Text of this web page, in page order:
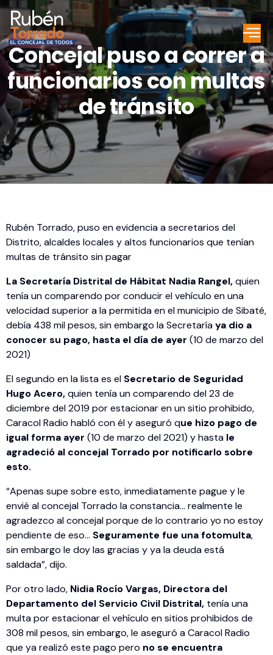
Concejal puso a correr a
funcionarios con multas
de tránsito
Rubén Torrado, puso en evidencia a secretarios del
Distrito, alcaldes locales y altos funcionarios que tenían
multas de tránsito sin pagar
La Secretaría Distrital de Hábitat Nadia Rangel,quien
tenía un comparendo por conducir el vehículo en una
velocidad superior a la permitida en el municipio de Sibaté,
debía 438 mil pesos, sin embargo la Secretaríaya dio a
conocer su pago, hasta el día de ayer (10 de marzo del
2021)
El segundo en la lista es el Secretario de Seguridad
Hugo Acero,quien tenía un comparendo del 23 de
diciembre del 2019 por estacionar en un sitio prohibido,
Caracol Radio habló con él y aseguró que hizo pago de
igual forma ayer (10 de marzo del 2021) y hasta le
agradeció al concejal Torrado por notificarlo sobre
esto.
“Apenas supe sobre esto, inmediatamente pague y le
envié al concejal Torrado la constancia… realmente le
agradezco al concejal porque de lo contrario yo no estoy
pendiente de eso… Seguramente fue una fotomulta,
sin embargo le doy las gracias y ya la deuda está
saldada”, dijo.
Por otro lado, Nidia Rocío Vargas, Directora del
Departamento del Servicio Civil Distrital, tenía una
multa por estacionar el vehículo en sitios prohibidos de
308 mil pesos, sin embargo, le aseguró a Caracol Radio
que ya realizó este pago pero no se encuentra